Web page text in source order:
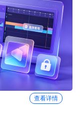
查看详情